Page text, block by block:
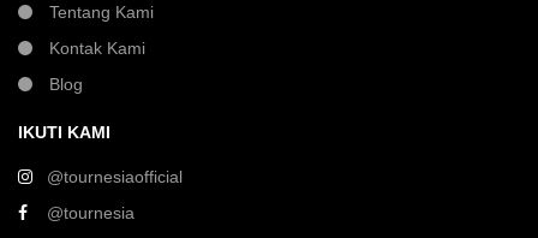
Tentang Kami
Kontak Kami
Blog
IKUTI KAMI
@tournesiaofficial
@tournesia